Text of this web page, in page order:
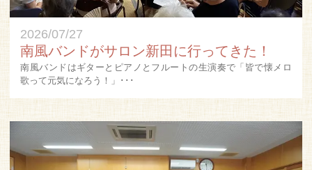
2026/07/27
南風バンドがサロン新田に行ってきた！
南風バンドはギターとピアノとフルートの生演奏で「皆で懐メロ
歌って元気になろう！」･･･